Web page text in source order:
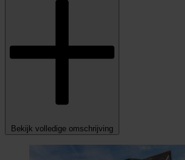
Bekijk volledige omschrijving